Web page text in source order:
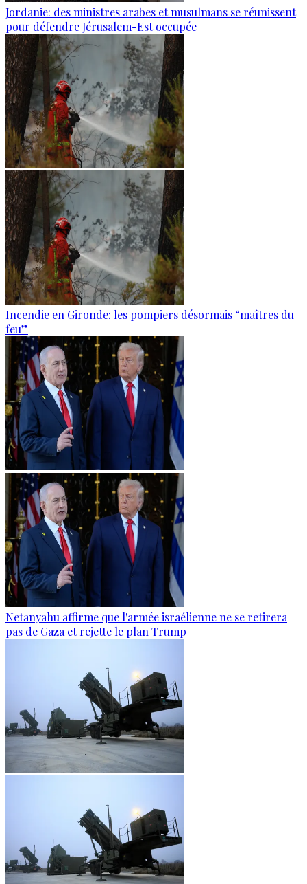
Jordanie: des ministres arabes et musulmans se réunissent
pour défendre Jérusalem-Est occupée
Incendie en Gironde: les pompiers désormais “maîtres du
feu”
Netanyahu affirme que l'armée israélienne ne se retirera
pas de Gaza et rejette le plan Trump